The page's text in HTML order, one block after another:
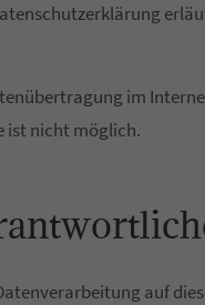
im
ist nicht möglich.
auf